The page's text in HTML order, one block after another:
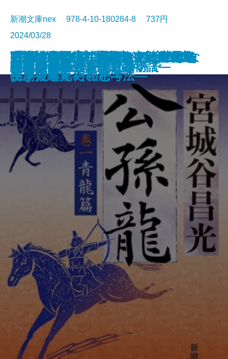
令和元年のテロリズム
ごんぎつね でんでんむしのかな
しみ―新美南吉傑作選―
古くてあたらしい仕事
絆―棋士たち 師弟の物語―
ごんぎつねの夢
小説8050
AI監獄ウイグル
夜の人々
可能性の怪物 文豪とアルケミス
ト短編集
VR浮遊館の謎―探偵AIのリアル・
ディープラーニング―
新潮文庫nex 978-4-10-180284-8 737円
2024/03/28
文庫電子書籍あり
公孫龍 巻一 青龍篇
上野アンダーグラウンド
おカネの教室―僕らがおかしなク
ラブで学んだ秘密―
羅城門に啼く
「科学的」は武器になる―世界を
生き抜くための思考法―
放浪・雪の夜―織田作之助傑作集
―
(霊媒の話より)題未定―安部公房
初期短編集―
空白の意匠―初期ミステリ傑作集
(二)―
わたしの名前を消さないで
幽世の薬剤師6